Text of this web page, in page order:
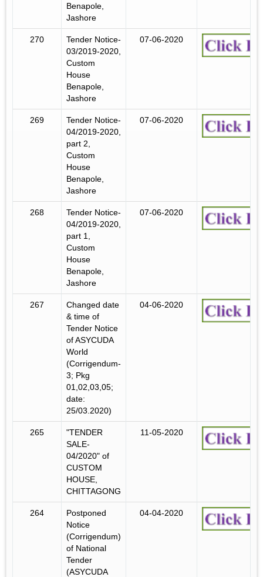
Benapole,
Jashore
270
Tender Notice-
03/2019-2020,
Custom
House
Benapole,
Jashore
07-06-2020
269
Tender Notice-
04/2019-2020,
part 2,
Custom
House
Benapole,
Jashore
07-06-2020
268
Tender Notice-
04/2019-2020,
part 1,
Custom
House
Benapole,
Jashore
07-06-2020
267
Changed date
& time of
Tender Notice
of ASYCUDA
World
(Corrigendum-
3; Pkg
01,02,03,05;
date:
25/03.2020)
04-06-2020
265
"TENDER
SALE-
04/2020" of
CUSTOM
HOUSE,
CHITTAGONG
11-05-2020
264
Postponed
Notice
(Corrigendum)
of National
Tender
(ASYCUDA
04-04-2020